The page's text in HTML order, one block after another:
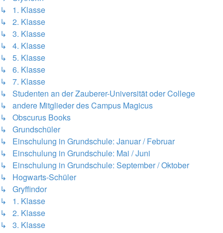
↳ 1. Klasse
↳ 2. Klasse
↳ 3. Klasse
↳ 4. Klasse
↳ 5. Klasse
↳ 6. Klasse
↳ 7. Klasse
↳ Studenten an der Zauberer-Universität oder College
↳ andere Mitglieder des Campus Magicus
↳ Obscurus Books
↳ Grundschüler
↳ Einschulung in Grundschule: Januar / Februar
↳ Einschulung in Grundschule: Mai / Juni
↳ Einschulung in Grundschule: September / Oktober
↳ Hogwarts-Schüler
↳ Gryffindor
↳ 1. Klasse
↳ 2. Klasse
↳ 3. Klasse